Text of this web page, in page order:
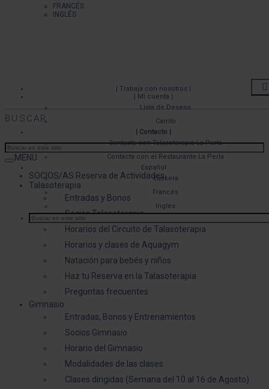
FRANCÉS
INGLÉS
| Trabaja con nosotros |
| Mi cuenta |
Lista de Deseos
Carrito
| Contacto |
Contacta con Talasoterapia La Perla
Contacta con el Restaurante La Perla
Español
Euskera
Francés
Inglés
BUSCAR
MENU
SOCIOS/AS Reserva de Actividades
Talasoterapia
Entradas y Bonos
Socios Talasoterapia
Horarios del Circuito de Talasoterapia
Horarios y clases de Aquagym
Natación para bebés y niños
Haz tu Reserva en la Talasoterapia
Preguntas frecuentes
Gimnasio
Entradas, Bonos y Entrenamientos
Socios Gimnasio
Horario del Gimnasio
Modalidades de las clases
Clases dirigidas (Semana del 10 al 16 de Agosto)